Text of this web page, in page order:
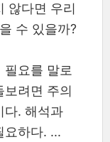
않다면 우리
수 있을까?
요를 말로
려면 주의
다. 해석과
요하다. ...